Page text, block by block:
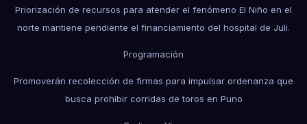
Priorización de recursos para atender el fenómeno El Niño en el
norte mantiene pendiente el financiamiento del hospital de Juli.
Programación
Promoverán recolección de firmas para impulsar ordenanza que
busca prohibir corridas de toros en Puno